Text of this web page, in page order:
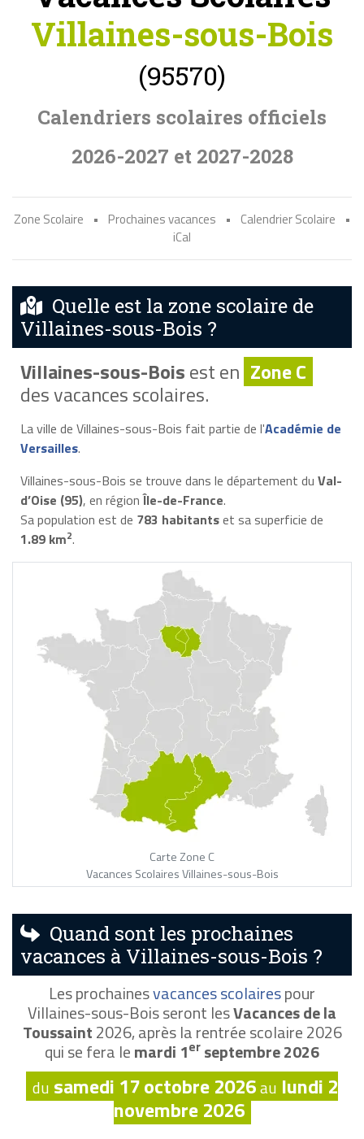
Villaines-sous-Bois
(95570)
Calendriers scolaires officiels
2026-2027 et 2027-2028
Zone Scolaire • Prochaines vacances • Calendrier Scolaire
•
iCal
Quelle est la zone scolaire de
Villaines-sous-Bois ?
Villaines-sous-Boisest en Zone C
des vacances scolaires.
La ville de Villaines-sous-Bois fait partie de l'Académie de
Versailles.
Villaines-sous-Bois se trouve dans le département du Val-
d’Oise (95), en régionÎle-de-France.
Sa population est de 783 habitantset sa superficie de
1.89 km2.
Carte Zone C
Vacances Scolaires Villaines-sous-Bois
Quand sont les prochaines
vacances à Villaines-sous-Bois ?
Les prochainesvacances scolairespour
Villaines-sous-Bois seront lesVacances de la
Toussaint2026, après la rentrée scolaire 2026
qui se fera lemardi 1er septembre 2026
du samedi 17 octobre 2026au lundi 2
novembre 2026